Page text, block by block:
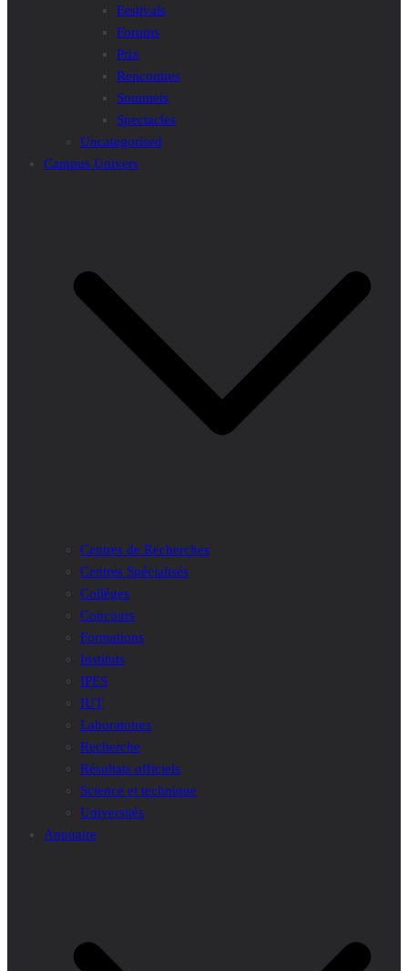
Festivals
Forums
Prix
Rencontres
Sommets
Spectacles
Uncategorised
Campus Univers
Centres de Recherches
Centres Spécialisés
Collèges
Concours
Formations
Instituts
IPES
IUT
Laboratoires
Recherche
Résultats officiels
Science et technique
Universités
Annuaire